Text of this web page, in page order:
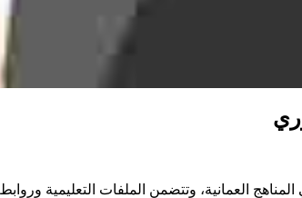
العمانية، وتتضمن الملفات التعليمية وروابط